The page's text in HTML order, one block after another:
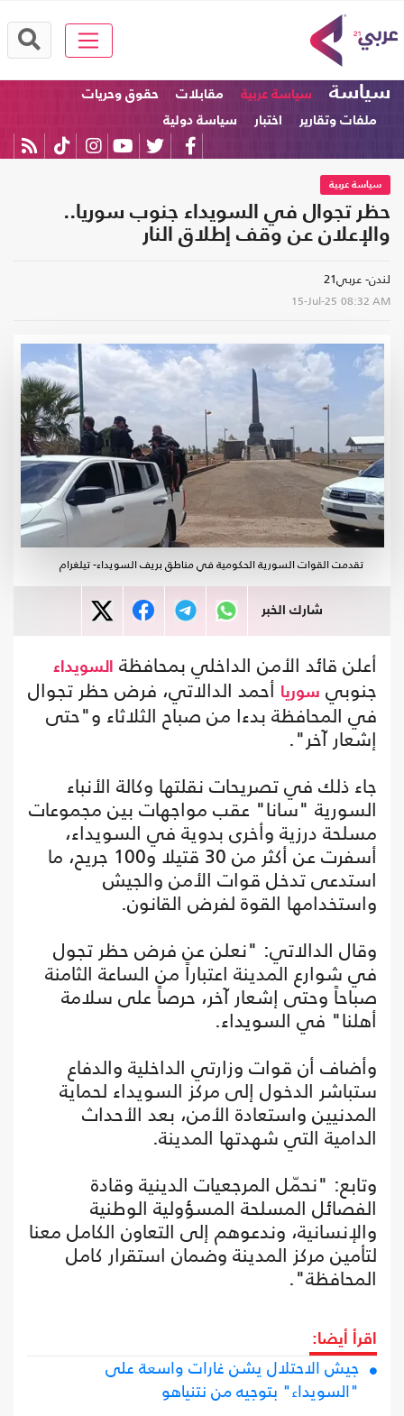
سياسة سياسة عربية مقابلات
حقوق وحريات
ملفات وتقارير
اختبار سياسة دولية
سياسة عربية
حظر تجوال في السويداء جنوب سوريا..
والإعلان عن وقف إطلاق النار
لندن- عربي21
15-Jul-25 08:32 AM
تقدمت القوات السورية الحكومية في مناطق بريف السويداء- تيلغرام
شارك الخبر
أعلن قائد الأمن الداخلي بمحافظة السويداء
جنوبي سوريا أحمد الدالاتي، فرض حظر تجوال
في المحافظة بدءا من صباح الثلاثاء و"حتى
إشعار آخر".
جاء ذلك في تصريحات نقلتها وكالة الأنباء
السورية "سانا" عقب مواجهات بين مجموعات
مسلحة درزية وأخرى بدوية في السويداء،
أسفرت عن أكثر من 30 قتيلا و100 جريح، ما
استدعى تدخل قوات الأمن والجيش
واستخدامها القوة لفرض القانون.
وقال الدالاتي: "نعلن عن فرض حظر تجول
في شوارع المدينة اعتباراً من الساعة الثامنة
صباحاً وحتى إشعار آخر، حرصاً على سلامة
أهلنا" في السويداء.
وأضاف أن قوات وزارتي الداخلية والدفاع
ستباشر الدخول إلى مركز السويداء لحماية
المدنيين واستعادة الأمن، بعد الأحداث
الدامية التي شهدتها المدينة.
وتابع: "نحمّل المرجعيات الدينية وقادة
الفصائل المسلحة المسؤولية الوطنية
والإنسانية، وندعوهم إلى التعاون الكامل معنا
لتأمين مركز المدينة وضمان استقرار كامل
المحافظة".
اقرأ أيضا:
جيش الاحتلال يشن غارات واسعة على
"السويداء" بتوجيه من نتنياهو